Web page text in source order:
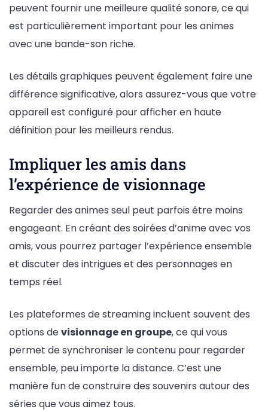
peuvent fournir une meilleure qualité sonore, ce qui
est particulièrement important pour les animes
avec une bande-son riche.
Les détails graphiques peuvent également faire une
différence significative, alors assurez-vous que votre
appareil est configuré pour afficher en haute
définition pour les meilleurs rendus.
Impliquer les amis dans
l’expérience de visionnage
Regarder des animes seul peut parfois être moins
engageant. En créant des soirées d’anime avec vos
amis, vous pourrez partager l’expérience ensemble
et discuter des intrigues et des personnages en
temps réel.
Les plateformes de streaming incluent souvent des
options devisionnage en groupe, ce qui vous
permet de synchroniser le contenu pour regarder
ensemble, peu importe la distance. C’est une
manière fun de construire des souvenirs autour des
séries que vous aimez tous.